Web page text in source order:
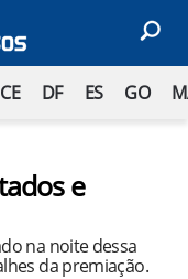
CE DF ES GO
e
na noite dessa
da premiação.